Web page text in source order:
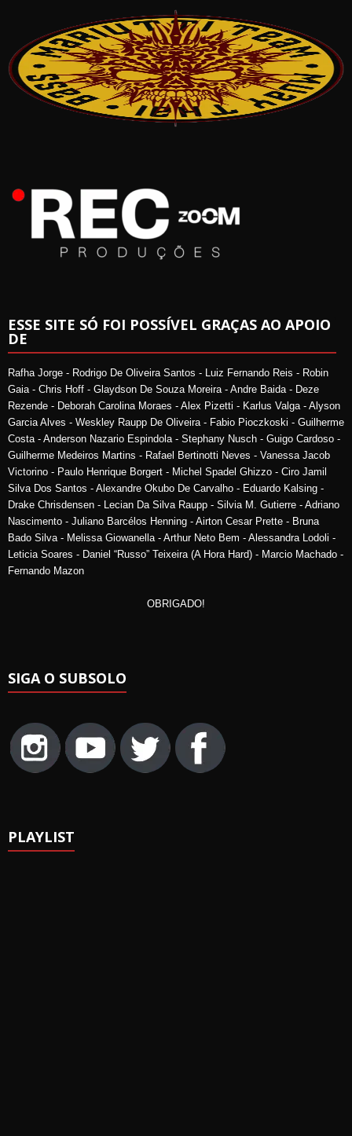
ESSE SITE SÓ FOI POSSÍVEL GRAÇAS AO APOIO
DE
Rafha Jorge - Rodrigo De Oliveira Santos - Luiz Fernando Reis - Robin
Gaia - Chris Hoff - Glaydson De Souza Moreira - Andre Baida - Deze
Rezende - Deborah Carolina Moraes - Alex Pizetti - Karlus Valga - Alyson
Garcia Alves - Weskley Raupp De Oliveira - Fabio Pioczkoski - Guilherme
Costa - Anderson Nazario Espindola - Stephany Nusch - Guigo Cardoso -
Guilherme Medeiros Martins - Rafael Bertinotti Neves - Vanessa Jacob
Victorino - Paulo Henrique Borgert - Michel Spadel Ghizzo - Ciro Jamil
Silva Dos Santos - Alexandre Okubo De Carvalho - Eduardo Kalsing -
Drake Chrisdensen - Lecian Da Silva Raupp - Silvia M. Gutierre - Adriano
Nascimento - Juliano Barcélos Henning - Airton Cesar Prette - Bruna
Bado Silva - Melissa Giowanella - Arthur Neto Bem - Alessandra Lodoli -
Leticia Soares - Daniel “Russo” Teixeira (A Hora Hard) - Marcio Machado -
Fernando Mazon
OBRIGADO!
SIGA O SUBSOLO
PLAYLIST